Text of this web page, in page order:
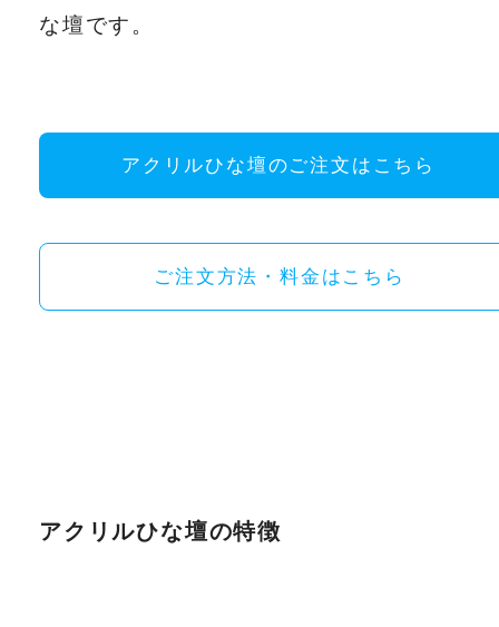
な壇です。
アクリルひな壇のご注文はこちら
ご注文方法・料金はこちら
アクリルひな壇の特徴